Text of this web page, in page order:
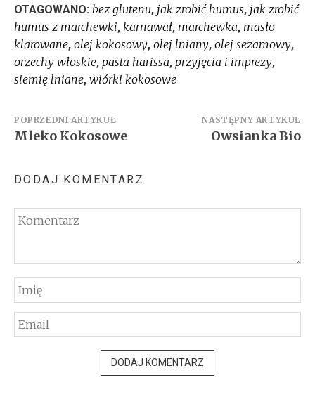
OTAGOWANO: bez glutenu, jak zrobić humus, jak zrobić
humus z marchewki, karnawał, marchewka, masło
klarowane, olej kokosowy, olej lniany, olej sezamowy,
orzechy włoskie, pasta harissa, przyjęcia i imprezy,
siemię lniane, wiórki kokosowe
Nawigacja
wpisu
POPRZEDNI ARTYKUŁ
Mleko Kokosowe
NASTĘPNY ARTYKUŁ
Owsianka Bio
DODAJ KOMENTARZ